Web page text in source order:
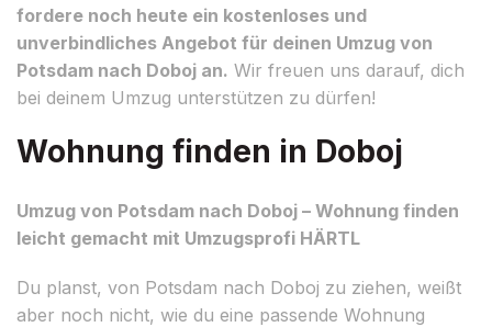
fordere noch heute ein kostenloses und
unverbindliches Angebot für deinen Umzug von
Potsdam nach Doboj an. Wir freuen uns darauf, dich
bei deinem Umzug unterstützen zu dürfen!
Wohnung finden in Doboj
Umzug von Potsdam nach Doboj – Wohnung finden
leicht gemacht mit Umzugsprofi HÄRTL
Du planst, von Potsdam nach Doboj zu ziehen, weißt
aber noch nicht, wie du eine passende Wohnung